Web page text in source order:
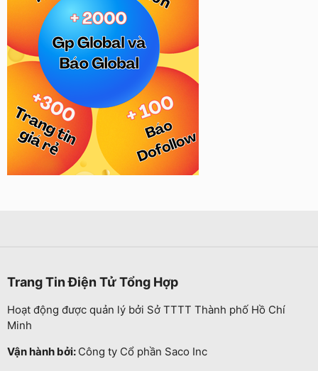
Trang Tin Điện Tử Tổng Hợp
Hoạt động được quản lý bởi Sở TTTT Thành phố Hồ Chí
Minh
Vận hành bởi: Công ty Cổ phần Saco Inc